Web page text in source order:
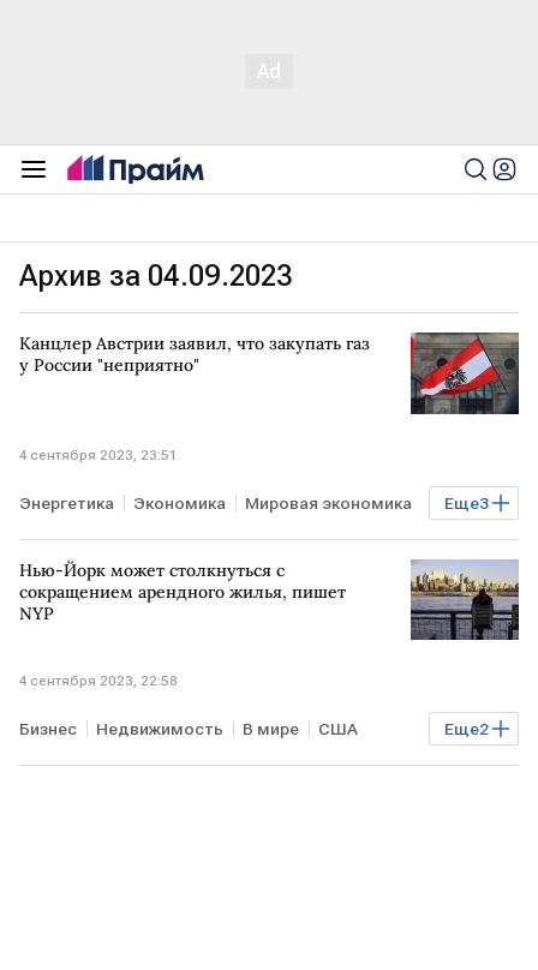
Архив за 04.09.2023
Канцлер Австрии заявил, что закупать газ
у России "неприятно"
4 сентября 2023, 23:51
Еще3
Энергетика Экономика Мировая экономика
Газ АВСТРИЯ РОССИЯ
Нью-Йорк может столкнуться с
сокращением арендного жилья, пишет
NYP
4 сентября 2023, 22:58
Еще2
Бизнес Недвижимость В мире США
аренда недвижимости регулирование рынка